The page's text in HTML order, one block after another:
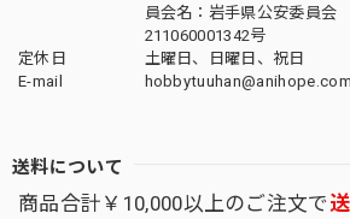
員会名：岩手県公安委員
211060001342号
定休日
土曜日、日曜日、祝日
E-mail
hobbytuuhan@anihope.com
送料について
商品合計￥10,000以上のご注文で